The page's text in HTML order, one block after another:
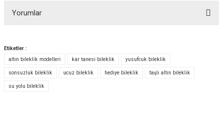
Yorumlar
Bu ürüne ilk yorumu siz yapın!
Etiketler :
altın bileklik modelleri
kar tanesi bileklik yusufcuk bileklik
sonsuzluk bileklik ucuz bileklik hediye bileklik taşlı altın bileklik
su yolu bileklik